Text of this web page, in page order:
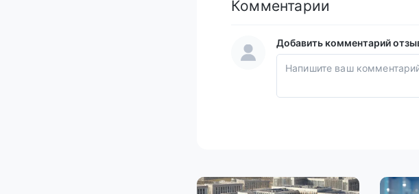
Комментарии
Добавить комментарий